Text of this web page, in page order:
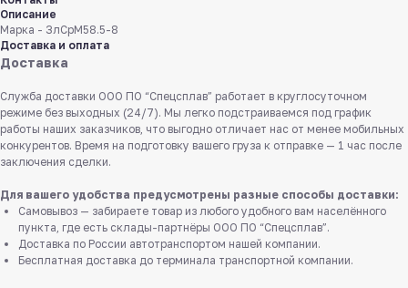
Описание
Марка - ЗлСрМ58.5-8
Доставка и оплата
Доставка
Служба доставки ООО ПО “Спецсплав” работает в круглосуточном
режиме без выходных (24/7). Мы легко подстраиваемся под график
работы наших заказчиков, что выгодно отличает нас от менее мобильных
конкурентов. Время на подготовку вашего груза к отправке — 1 час после
заключения сделки.
Для вашего удобства предусмотрены разные способы доставки:
Самовывоз — забираете товар из любого удобного вам населённого
пункта, где есть склады-партнёры ООО ПО “Спецсплав”.
Доставка по России автотранспортом нашей компании.
Бесплатная доставка до терминала транспортной компании.